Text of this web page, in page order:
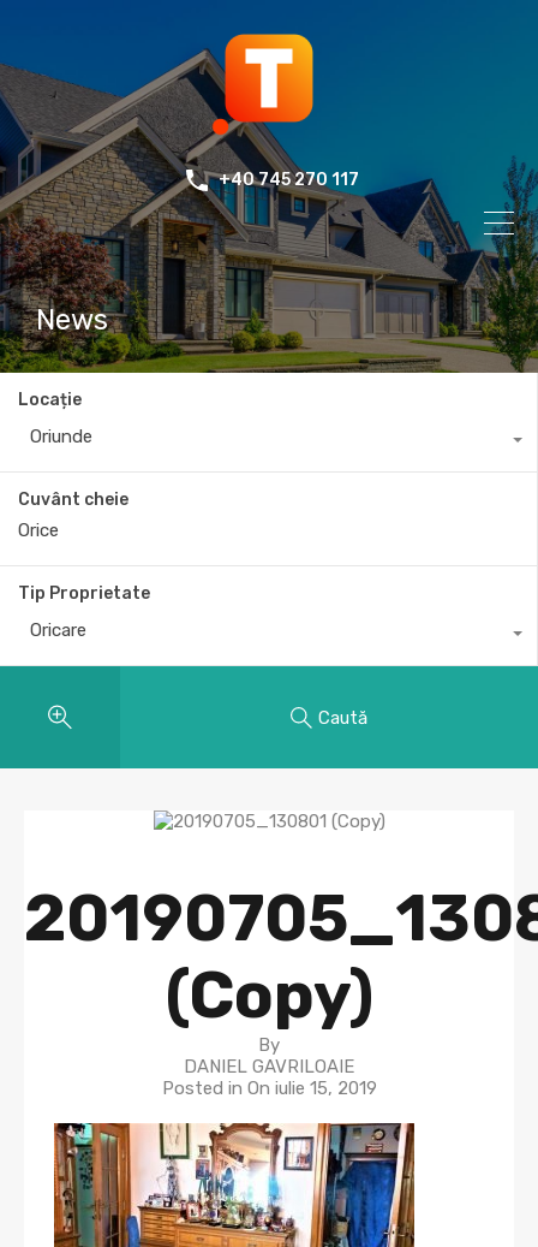
+40 745 270 117
News
Locație
Oriunde
Cuvânt cheie
Tip Proprietate
Oricare
Caută
(Copy)
By
DANIEL GAVRILOAIE
Posted in On iulie 15, 2019